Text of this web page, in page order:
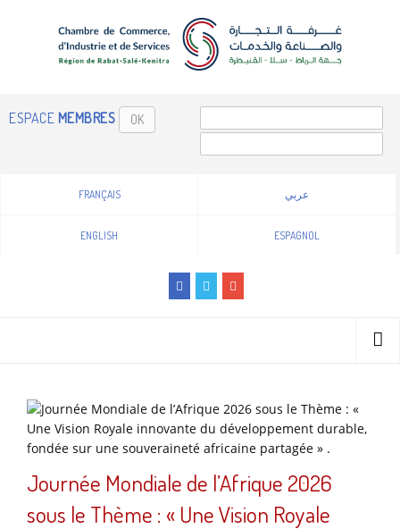
ESPACE MEMBRES OK
FRANÇAIS عربي
ENGLISH ESPAGNOL
Journée Mondiale de l’Afrique 2026
sous le Thème : « Une Vision Royale